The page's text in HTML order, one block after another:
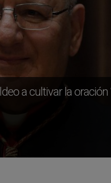
a cultivar la oración